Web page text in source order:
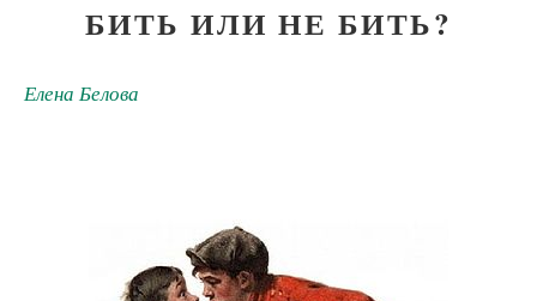
БИТЬ ИЛИ НЕ БИТЬ?
Елена Белова